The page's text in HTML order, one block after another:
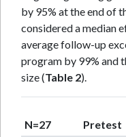
by 95% at the end of
considered a median
average follow-up
program by 99% and
size (Table 2).
N=27 Pretest